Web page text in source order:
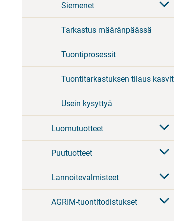
Siemenet
Tarkastus määränpäässä
Tuontiprosessit
Tuontitarkastuksen tilaus kasvit
Usein kysyttyä
Luomutuotteet
Puutuotteet
Lannoitevalmisteet
AGRIM-tuontitodistukset